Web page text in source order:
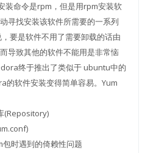
装命令是rpm，但是用rpm安装软
寻找安装该软件所需要的一系列
要是软件不用了需要卸载的话由
导致其他的软件不能用是非常恼
终于推出了类似于 ubuntu中的
的软件安装变得简单容易。Yum
(Repository)
时遇到的倚赖性问题